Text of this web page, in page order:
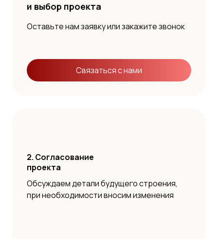
и выбор проекта
Оставьте нам заявку или закажите звонок
Связаться с нами
2. Согласование
проекта
Обсуждаем детали будущего строения,
при необходимости вносим изменения